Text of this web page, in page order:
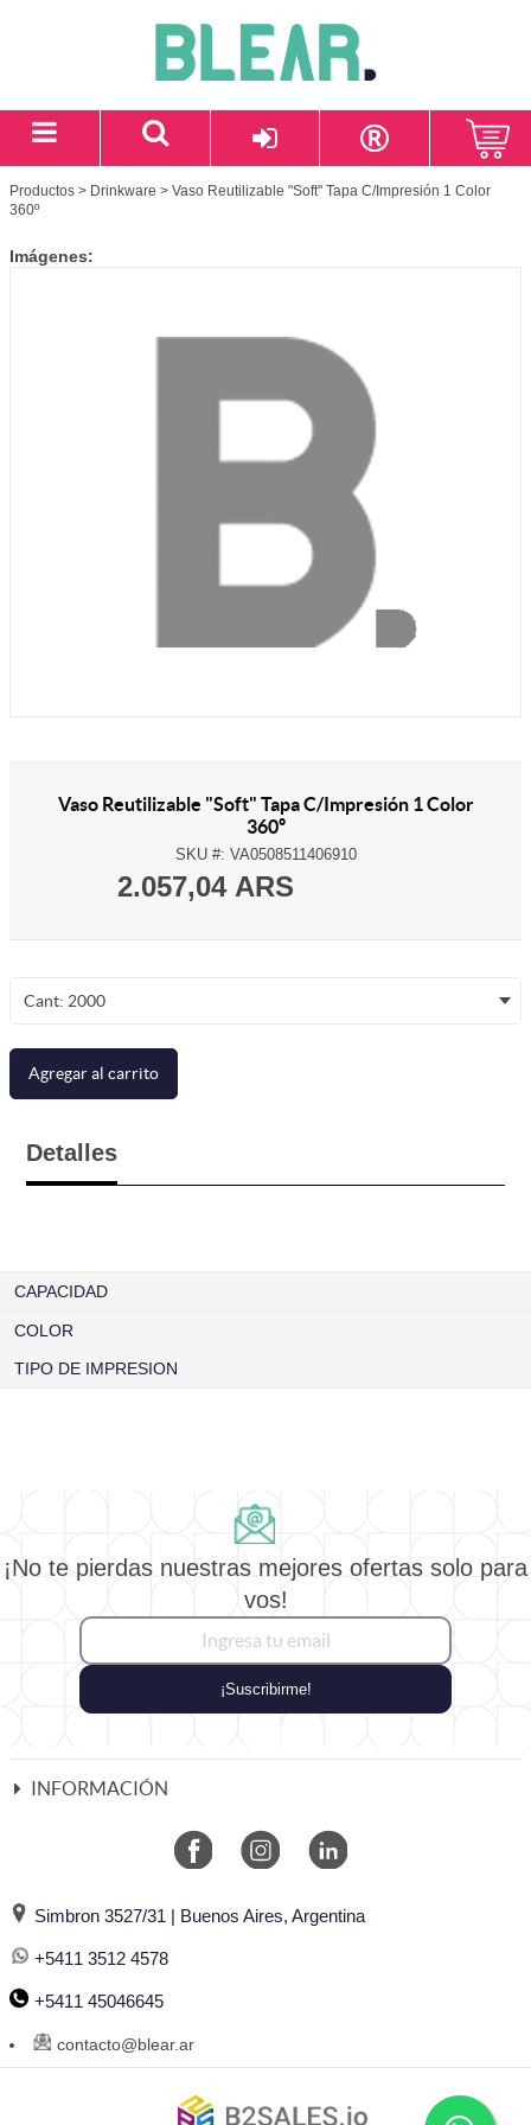
Productos > Drinkware > Vaso Reutilizable "Soft" Tapa C/Impresión 1 Color
360º
Imágenes:
Vaso Reutilizable "Soft" Tapa C/Impresión 1 Color
360º
SKU #: VA0508511406910
2.057,04 ARS
Cant: 2000
Agregar al carrito
Detalles
CAPACIDAD
COLOR
TIPO DE IMPRESION
¡No te pierdas nuestras mejores ofertas solo para
vos!
¡Suscribirme!
INFORMACIÓN
Simbron 3527/31 | Buenos Aires, Argentina
+5411 3512 4578
+5411 45046645
contacto@blear.ar